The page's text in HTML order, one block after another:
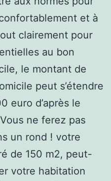
et à
clairement pour
au bon
le montant de
peut s’étendre
euro d’après le
ne ferez pas
un rond ! votre
de 150 m2, peut-
votre habitation